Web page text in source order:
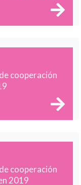
cooperación
cooperación
2019